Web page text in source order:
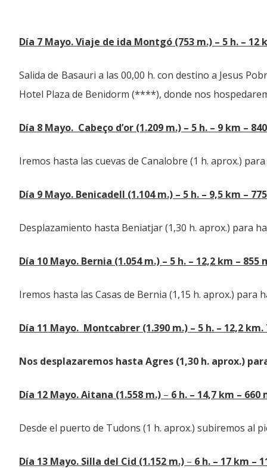
Día 7 Mayo. Viaje de ida Montgó (753 m.) – 5 h. – 12
Salida de Basauri a las 00,00 h. con destino a Jesus
Hotel Plaza de Benidorm (****), donde nos
Día 8 Mayo. Cabeço d’or (1.209 m.) – 5 h. – 9 km –
Iremos hasta las cuevas de Canalobre (1 h. aprox.)
Día 9 Mayo. Benicadell (1.104 m.) – 5 h. – 9,5 km –
Desplazamiento hasta Beniatjar (1,30 h. aprox.) para
Día 10 Mayo. Bernia (1.054 m.) – 5 h. – 12,2 km – 855
Iremos hasta las Casas de Bernia (1,15 h. aprox.)
Día 11 Mayo. Montcabrer (1.390 m.) – 5 h. – 12,2
Nos desplazaremos hasta Agres (1,30 h. aprox.)
Día 12 Mayo. Aitana (1.558 m.) – 6 h. – 14,7 km – 660
Desde el puerto de Tudons (1 h. aprox.) subiremos al
Día 13 Mayo. Silla del Cid (1.152 m.) – 6 h. – 17 km –